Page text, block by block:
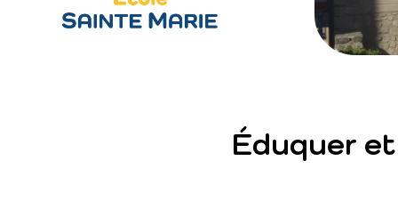
Éduquer